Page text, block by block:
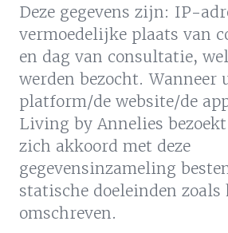
Deze gegevens zijn: IP-
vermoedelijke plaats van
en dag van consultatie,
werden bezocht. Wanneer
platform/de website/de
Living by Annelies
zich akkoord met deze
gegevensinzameling
statische doeleinden zoals
omschreven.